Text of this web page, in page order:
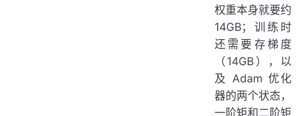
权重本身就要约
14GB；训练时
还需要存梯度
（14GB），以
及 Adam 优化
器的两个状态，
一阶矩和二阶矩